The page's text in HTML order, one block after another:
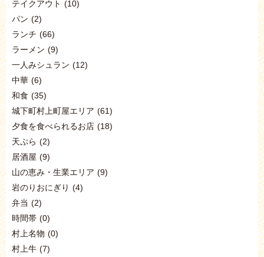
テイクアウト (10)
パン (2)
ランチ (66)
ラーメン (9)
一人みシュラン (12)
中華 (6)
和食 (35)
城下町村上町屋エリア (61)
夕食を食べられるお店 (18)
天ぷら (2)
居酒屋 (9)
山の恵み・生業エリア (9)
岩のりおにぎり (4)
弁当 (2)
時間帯 (0)
村上名物 (0)
村上牛 (7)